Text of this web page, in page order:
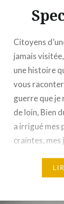
Citoyens
jamais
une histoire
vous
guerre que je
de loin, Bien
a irrigué mes
craintes, mes
plume, La